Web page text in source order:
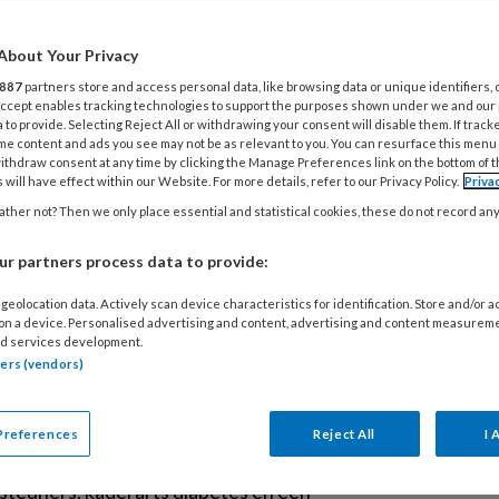
van oudere patiënten met een te
van patiënten met DM2 die ouder zijn dan
problematiek. Daarbij gaat het niet alleen
een inschatting van de totale situatie
dat.
overleg diabetes in de regio Breda.
de gelegenheid om
De overige deelnemers aan het
kaderarts diabetes en een
1
Your Privacy
887 partners store and access personal data, like browsing data or unique identifiers,
enables tracking technologies to support the purposes shown under we and
to provide. Selecting Reject All or withdrawing your consent will disable them. If
content and ads you see may not be as relevant to you. You can resurface this
consent at any time by clicking the Manage Preferences link on the bottom of
will have effect within our Website. For more details, refer to our Privacy Policy.
not? Then we only place essential and statistical cookies, these do not record
partners process data to provide:
data. Actively scan device characteristics for identification. Store and/or
a device. Personalised advertising and content, advertising and content
services development.
(vendors)
Reject All I